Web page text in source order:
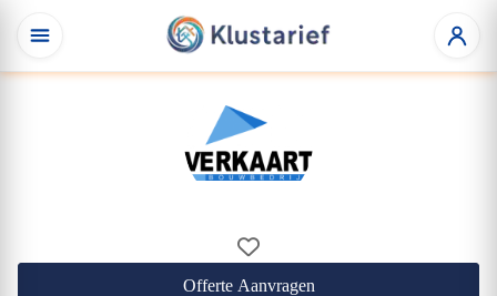
Offerte Aanvragen